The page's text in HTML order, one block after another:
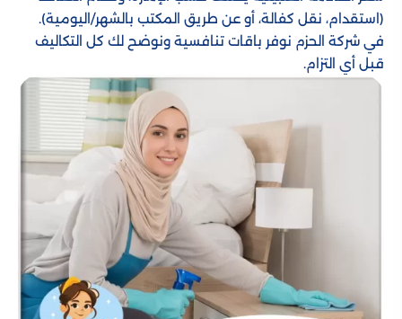
(استقدام، نقل كفالة، أو عن طريق المكتب بالشهر/اليومية).
في شركة الحزم نوفر باقات تنافسية ونوضح لك كل التكاليف
قبل أي التزام.